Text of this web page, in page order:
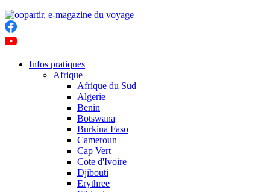
Infos pratiques
Afrique
Afrique du Sud
Algerie
Benin
Botswana
Burkina Faso
Cameroun
Cap Vert
Cote d'Ivoire
Djibouti
Erythree